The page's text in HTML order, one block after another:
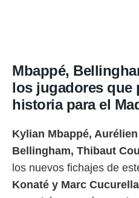
Mbappé,
los jugadores que
historia para el
Kylian Mbappé,
Bellingham, Thibaut
los nuevos fichajes de
Konaté y Marc Cucurella